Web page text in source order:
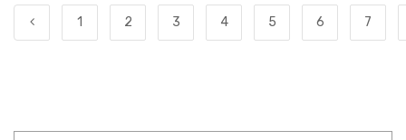
1 2 3 4 5 6 7